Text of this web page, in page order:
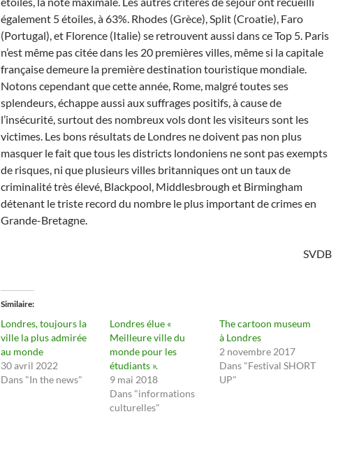
également 5 étoiles, à 63%. Rhodes (Grèce), Split (Croatie), Faro
(Portugal), et Florence (Italie) se retrouvent aussi dans ce Top 5. Paris
n’est même pas citée dans les 20 premières villes, même si la capitale
française demeure la première destination touristique mondiale.
Notons cependant que cette année, Rome, malgré toutes ses
splendeurs, échappe aussi aux suffrages positifs, à cause de
l’insécurité, surtout des nombreux vols dont les visiteurs sont les
victimes. Les bons résultats de Londres ne doivent pas non plus
masquer le fait que tous les districts londoniens ne sont pas exempts
de risques, ni que plusieurs villes britanniques ont un taux de
criminalité très élevé, Blackpool, Middlesbrough et Birmingham
détenant le triste record du nombre le plus important de crimes en
Grande-Bretagne.
SVDB
Similaire
Londres, toujours la
ville la plus admirée
au monde
30 avril 2022
Dans "In the news"
Londres élue «
Meilleure ville du
monde pour les
étudiants ».
9 mai 2018
Dans "informations
culturelles"
The cartoon museum
à Londres
2 novembre 2017
Dans "Festival SHORT
UP"